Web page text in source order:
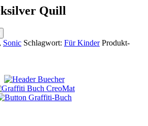
Quill
Sonic Schlagwort: Für Kinder Produkt-